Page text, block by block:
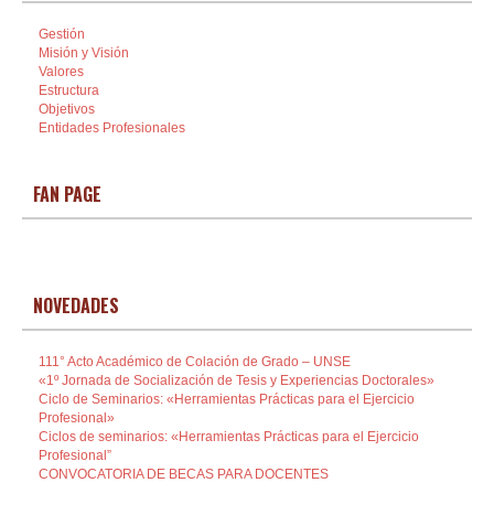
Gestión
Misión y Visión
Valores
Estructura
Objetivos
Entidades Profesionales
FAN PAGE
NOVEDADES
111° Acto Académico de Colación de Grado – UNSE
«1º Jornada de Socialización de Tesis y Experiencias Doctorales»
Ciclo de Seminarios: «Herramientas Prácticas para el Ejercicio
Profesional»
Ciclos de seminarios: «Herramientas Prácticas para el Ejercicio
Profesional”
CONVOCATORIA DE BECAS PARA DOCENTES